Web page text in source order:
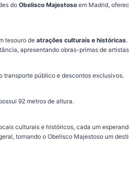
doObelisco Majestoso em Madrid,
tesouro de atrações culturais e históricas.
apresentando obras-primas de
transporte público e descontos exclusivos.
92 metros de altura.
culturais e históricos, cada um
tornando o Obelisco Majestoso um